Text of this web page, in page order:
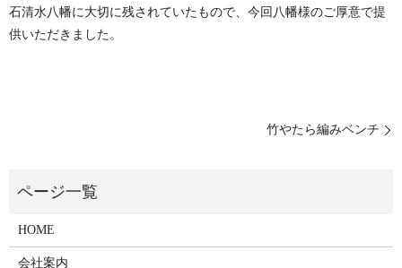
石清水八幡に大切に残されていたもので、今回八幡様のご厚意で提
供いただきました。
竹やたら編みベンチ
HOME
会社案内